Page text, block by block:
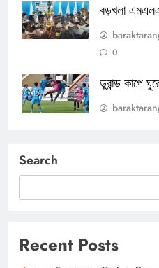
বড়খলা এমএলএ
0
ডুরান্ড কাপে
Search
Recent Posts